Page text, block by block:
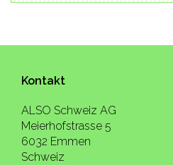
Kontakt
ALSO Schweiz AG
Meierhofstrasse 5
6032 Emmen
Schweiz